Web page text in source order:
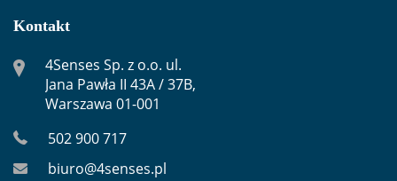
Kontakt
4Senses Sp. z o.o. ul.
Jana Pawła II 43A / 37B,
Warszawa 01-001
502 900 717
biuro@4senses.pl